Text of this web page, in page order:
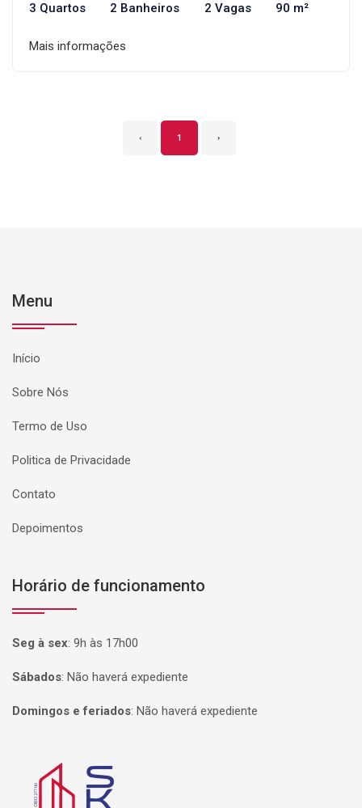
3 Quartos 2 Banheiros 2 Vagas 90 m²
Mais informações
‹ 1 ›
Menu
Início
Sobre Nós
Termo de Uso
Politica de Privacidade
Contato
Depoimentos
Horário de funcionamento
Seg à sex: 9h às 17h00
Sábados: Não haverá expediente
Domingos e feriados: Não haverá expediente
Página inicial